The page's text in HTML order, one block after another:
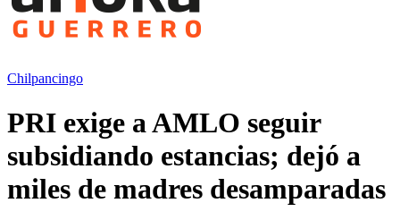
Chilpancingo
PRI exige a AMLO seguir
subsidiando estancias; dejó a
miles de madres desamparadas